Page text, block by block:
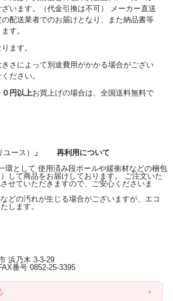
います。（代金引換は不可） メーカー直送
配送業者でのお届けとなり、また納品書等
す。
ます。
さによって別途費用がかかる場合がござい
ださい。
０円以上お買上げの場合は、全国送料無料で
ユース）
」 再利用について
環として 使用済み段ボールや緩衝材などの梱包
して商品をお届けしております。 ご注文いた
せていただきますので、ご安心くださいま
どの汚れが生じる場合がございますが、エコ
します。
浜乃木 3-3-29
番号 0852-25-3395